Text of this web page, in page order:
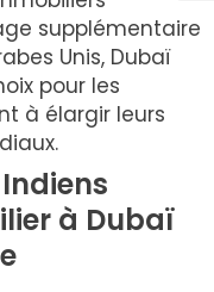
supplémentaire
Unis, Dubaï
pour les
à élargir leurs
à Dubaï